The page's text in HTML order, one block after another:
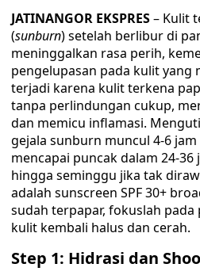
JATINANGOR EKSPRES– Kulit
(sunburn) setelah berlibur di
meninggalkan rasa perih,
pengelupasan pada kulit yang
terjadi karena kulit terkena
tanpa perlindungan cukup,
dan memicu inflamasi.
gejala sunburn muncul 4-6
mencapai puncak dalam 24-
hingga seminggu jika tak
adalah sunscreen SPF 30+
sudah terpapar, fokuslah
kulit kembali halus dan cerah.
Step 1: Hidrasi dan